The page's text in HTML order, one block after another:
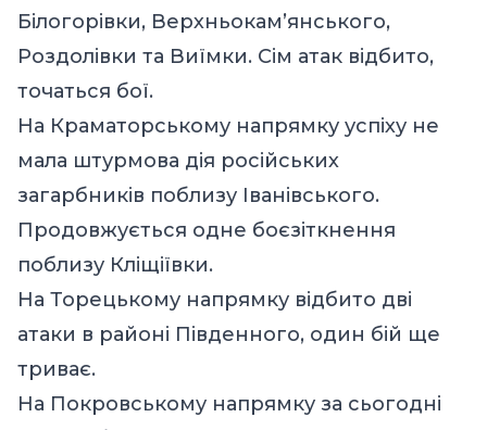
Білогорівки, Верхньокам’янського,
Роздолівки та Виїмки. Сім атак відбито,
точаться бої.
На Краматорському напрямку успіху не
мала штурмова дія російських
загарбників поблизу Іванівського.
Продовжується одне боєзіткнення
поблизу Кліщіївки.
На Торецькому напрямку відбито дві
атаки в районі Південного, один бій ще
триває.
На Покровському напрямку за сьогодні